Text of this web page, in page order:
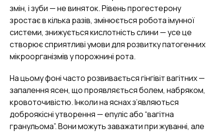
змін, і зуби — не виняток. Рівень прогестерону
зростає в кілька разів, змінюється робота імунної
системи, знижується кислотність слини — усе це
створює сприятливі умови для розвитку патогенних
мікроорганізмів у порожнині рота.
На цьому фоні часто розвивається гінгівіт вагітних —
запалення ясен, що проявляється болем, набряком,
кровоточивістю. Інколи на яснах з’являються
доброякісні утворення — епуліс або “вагітна
гранульома”. Вони можуть заважати при жуванні, але